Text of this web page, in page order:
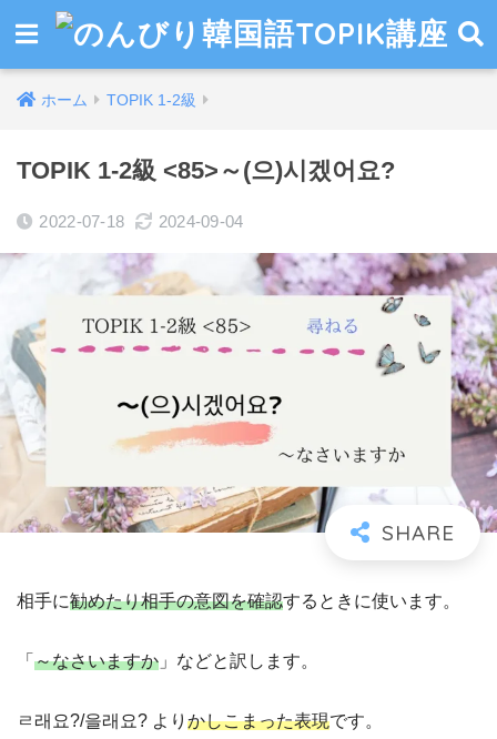
ホーム TOPIK 1-2級
TOPIK 1-2級 <85>～(으)시겠어요?
2022-07-18 2024-09-04
相手に勧めたり相手の意図を確認するときに使います。
「 ～なさいますか 」などと訳します。
ㄹ래요?/을래요? より かしこまった表現です。